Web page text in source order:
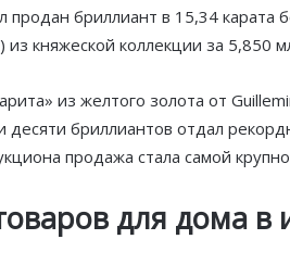
бриллиант в 15,34 карата
княжеской коллекции за 5,850
из желтого золота от
десяти бриллиантов отдал
продажа стала самой
для дома в